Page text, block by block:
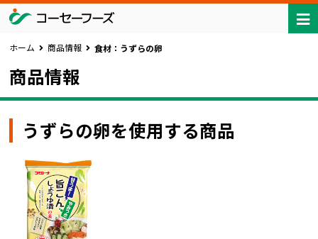
ホーム 商品情報 食材：うずらの卵
商品情報
うずらの卵を使用する商品